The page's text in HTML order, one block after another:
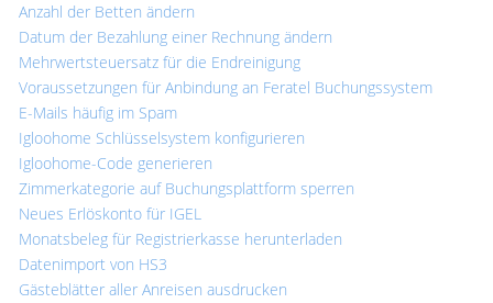
Anzahl der Betten ändern
Datum der Bezahlung einer Rechnung ändern
Mehrwertsteuersatz für die Endreinigung
Voraussetzungen für Anbindung an Feratel Buchungssystem
E-Mails häufig im Spam
Igloohome Schlüsselsystem konfigurieren
Igloohome-Code generieren
Zimmerkategorie auf Buchungsplattform sperren
Neues Erlöskonto für IGEL
Monatsbeleg für Registrierkasse herunterladen
Datenimport von HS3
Gästeblätter aller Anreisen ausdrucken